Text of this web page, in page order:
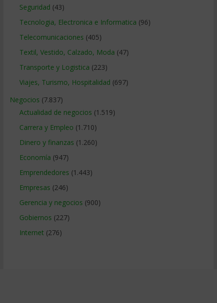
Seguridad (43)
Tecnologia, Electronica e Informatica (96)
Telecomunicaciones (405)
Textil, Vestido, Calzado, Moda (47)
Transporte y Logistica (223)
Viajes, Turismo, Hospitalidad (697)
Negocios (7.837)
Actualidad de negocios (1.519)
Carrera y Empleo (1.710)
Dinero y finanzas (1.260)
Economía (947)
Emprendedores (1.443)
Empresas (246)
Gerencia y negocios (900)
Gobiernos (227)
Internet (276)